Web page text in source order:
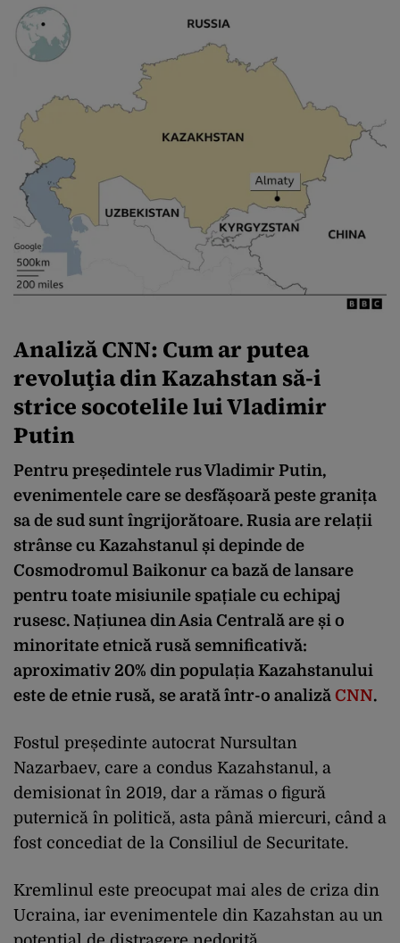
Analiză CNN: Cum ar putea
revoluţia din Kazahstan să-i
strice socotelile lui Vladimir
Putin
Pentru președintele rus Vladimir Putin,
evenimentele care se desfășoară peste granița
sa de sud sunt îngrijorătoare. Rusia are relații
strânse cu Kazahstanul și depinde de
Cosmodromul Baikonur ca bază de lansare
pentru toate misiunile spațiale cu echipaj
rusesc. Națiunea din Asia Centrală are și o
minoritate etnică rusă semnificativă:
aproximativ 20% din populația Kazahstanului
este de etnie rusă, se arată într-o analiză CNN.
Fostul președinte autocrat Nursultan
Nazarbaev, care a condus Kazahstanul, a
demisionat în 2019, dar a rămas o figură
puternică în politică, asta până miercuri, când a
fost concediat de la Consiliul de Securitate.
Kremlinul este preocupat mai ales de criza din
Ucraina, iar evenimentele din Kazahstan au un